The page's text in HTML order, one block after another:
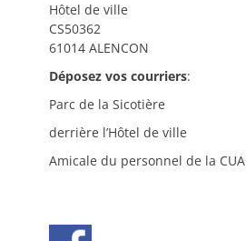
Hôtel de ville
CS50362
61014 ALENCON
Déposez vos courriers:
Parc de la Sicotière
derrière l’Hôtel de ville
Amicale du personnel de la CUA